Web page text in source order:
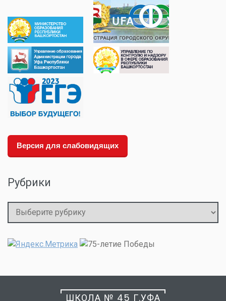
Версия для слабовидящих
Рубрики
Рубрики
ШКОЛА № 45 Г.УФА